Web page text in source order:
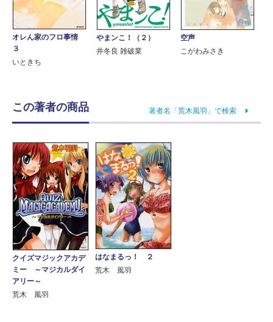
オレん家のフロ事情
３
いときち
やまンこ！（２）
井冬良 雑破業
空声
こがわみさき
この著者の商品 著者名「荒木風羽」で検索
クイズマジックアカデ
ミー ～マジカルダイ
アリー～
荒木 風羽
はなまるっ！ ２
荒木 風羽